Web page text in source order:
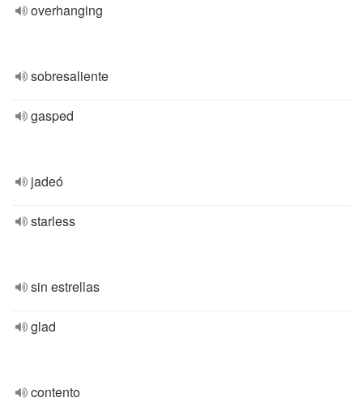
overhanging
sobresaliente
gasped
jadeó
starless
sin estrellas
glad
contento